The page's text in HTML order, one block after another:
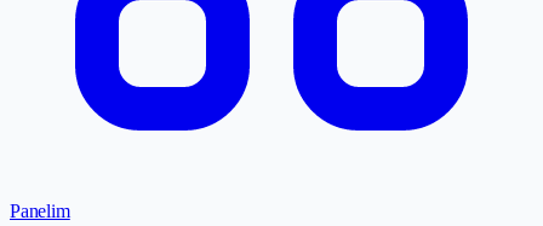
Panelim